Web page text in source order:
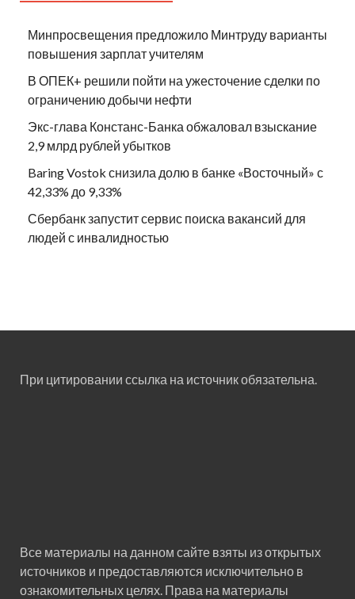
Минпросвещения предложило Минтруду варианты
повышения зарплат учителям
В ОПЕК+ решили пойти на ужесточение сделки по
ограничению добычи нефти
Экс-глава Констанс-Банка обжаловал взыскание
2,9 млрд рублей убытков
Baring Vostok снизила долю в банке «Восточный» с
42,33% до 9,33%
Сбербанк запустит сервис поиска вакансий для
людей с инвалидностью
При цитировании ссылка на источник обязательна.
Все материалы на данном сайте взяты из открытых
источников и предоставляются исключительно в
ознакомительных целях. Права на материалы